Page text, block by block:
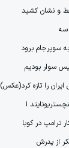
و نشان کشید
سه
سوپرجام برود
سوار بودیم
را تازه کرد(عکس)
ترامپ در کوبا
از پدرش